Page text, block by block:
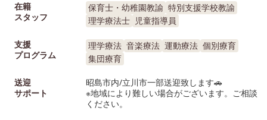
在籍
スタッフ
保育士・幼稚園教諭 特別支援学校教諭
理学療法士 児童指導員
支援
プログラム
理学療法 音楽療法 運動療法 個別療育
集団療育
送迎
サポート
昭島市内/立川市一部送迎致します🚗
※地域により難しい場合がございます。ご相談
ください。